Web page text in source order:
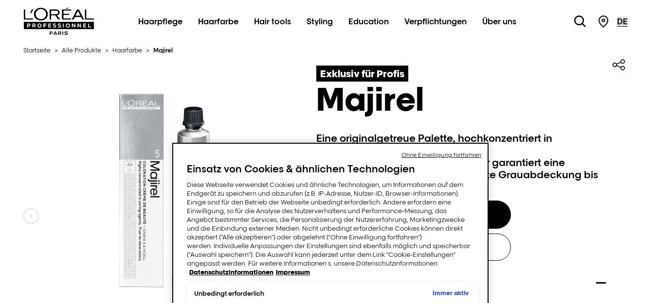
L'Oréal Professionnel Paris
Haarpflege
Haarfarbe Hair tools Styling Education Verpflichtungen Über uns STORE
Startseite > Alle Produkte > Haarfarbe > Majirel
Exklusiv für Profis
Majirel
Eine originalgetreue Palette, hochkonzentriert in
pflegendem Ionène G.
Die cremige, nicht tropfende Textur garantiert eine
fehlerfreie Anwendung und perfekte Grauabdeckung bis
zu 100%.
Jetzt kaufen
FINDE EINEN SALON
Einsatz von Cookies & ähnlichen Technologien
Diese Webseite verwendet Cookies und ähnliche Technologien, um Informationen auf dem
Endgerät zu speichern und abzurufen (z.B. IP-Adresse, Nutzer-ID, Browser-Informationen).
Einige sind für den Betrieb der Webseite unbedingt erforderlich. Andere erfordern eine
Einwilligung, so für die Analyse des Nutzerverhaltens und Performance-Messung, das
Angebot bestimmter Services, die Personalisierung der Nutzererfahrung, Marketingzwecke
und die Einbindung externer Medien. Nicht unbedingt erforderliche Cookies können direkt
akzeptiert ("Alle akzeptieren") oder abgelehnt ("Ohne Einwilligung fortfahren")
werden. Individuelle Anpassungen der Einstellungen sind ebenfalls möglich und speicherbar
("Auswahl speichern"). Die Auswahl kann jederzeit unter dem Link "Cookie-Einstellungen"
angepasst werden. Für weitere Informationen s. unsere Datenschutzinformationen.
Datenschutzinformationen Impressum
Unbedingt erforderlich Immer aktiv
Ohne Einwilligung fortfahren